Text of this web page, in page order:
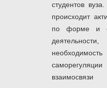
студентов
происходит
по форме и